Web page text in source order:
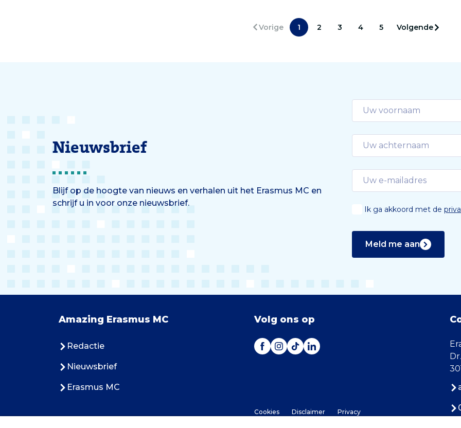
Kinderziekenhuis en biedt
Vorige 1 2 3 4 5 Volgende
Nieuwsbrief
Blijf op de hoogte van nieuws en verhalen uit het Erasmus MC en
schrijf u in voor onze nieuwsbrief.
Ik ga akkoord met de
Meld me aan
Amazing Erasmus MC
Redactie
Nieuwsbrief
Erasmus MC
Volg ons op
Cookies Disclaimer Privacy